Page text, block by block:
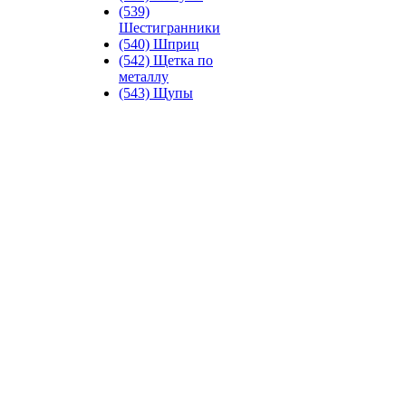
(539)
Шестигранники
(540) Шприц
(542) Щетка по
металлу
(543) Щупы